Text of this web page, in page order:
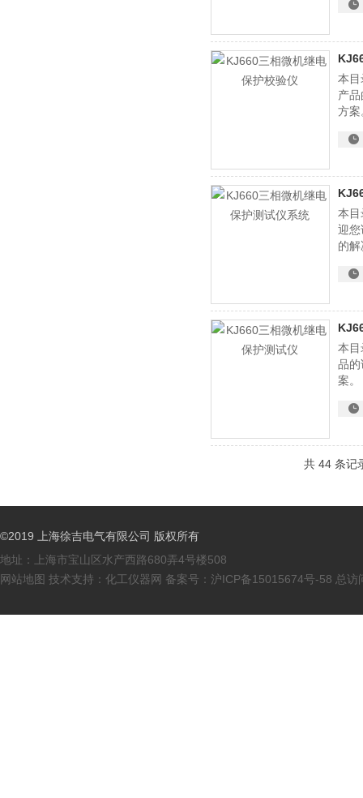
本目
产
方案
本目
迎您
的
本目
品的
案。
共 44 条
©2019 上海徐吉电气有限公司 版权所有
地址：上海市宝山区水产西路680弄4号楼508
网站地图 技术支持： 化工仪器网 备案号： 沪ICP备15015674号-58 总访